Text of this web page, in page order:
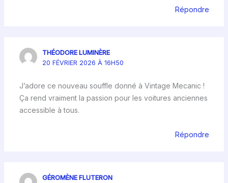
Répondre
THÉODORE LUMINÈRE
20 FÉVRIER 2026 À 16H50
J’adore ce nouveau souffle donné à Vintage Mecanic !
Ça rend vraiment la passion pour les voitures anciennes
accessible à tous.
Répondre
GÉROMÈNE FLUTERON